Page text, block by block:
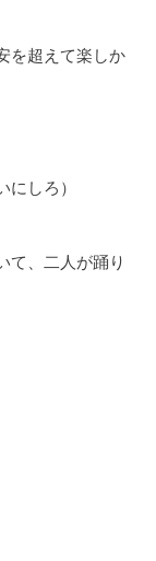
を超えて楽しか
しろ）
て、二人が踊り